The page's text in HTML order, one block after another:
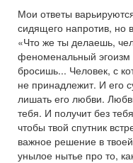
Мои ответы
сидящего напротив, но
«Что же ты делаешь,
феноменальный эгоизм
бросишь... Человек, с
не принадлежит. И его
лишать его любви.
тебя. И получит без
чтобы твой спутник
важное решение в
унылое нытье про то,